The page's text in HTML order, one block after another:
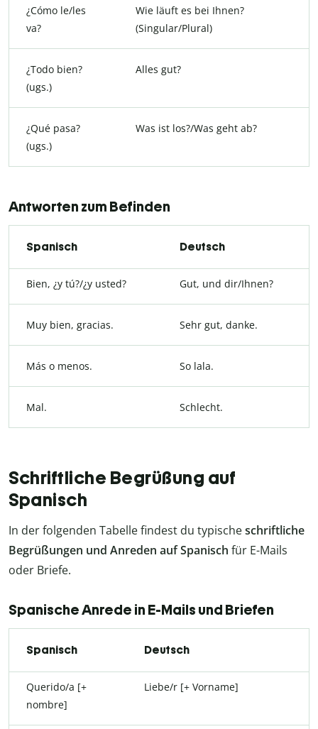
¿Cómo le/les
va?
Wie läuft es bei Ihnen?
(Singular/Plural)
¿Todo bien?
(ugs.)
Alles gut?
¿Qué pasa?
(ugs.)
Was ist los?/Was geht ab?
Antworten zum Befinden
Spanisch Deutsch
Bien, ¿y tú?/¿y usted? Gut, und dir/Ihnen?
Muy bien, gracias. Sehr gut, danke.
Más o menos. So lala.
Mal. Schlecht.
Schriftliche Begrüßung auf
Spanisch
In der folgenden Tabelle findest du typischeschriftliche
Begrüßungen und Anreden auf Spanisch für E-Mails
oder Briefe.
Spanische Anrede in E-Mails und Briefen
Spanisch Deutsch
Querido/a [+
nombre]
Liebe/r [+ Vorname]